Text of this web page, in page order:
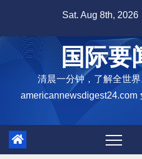
content
Sat. Aug 8th, 2026
国际要
清晨一分钟，了解全世界
americannewsdigest24.com